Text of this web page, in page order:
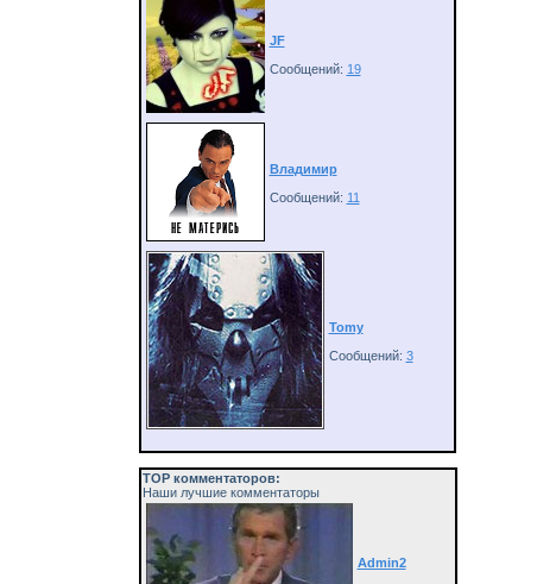
JF
Сообщений: 19
Владимир
Сообщений: 11
Tomy
Сообщений: 3
ТОP комментаторов:
Наши лучшие комментаторы
Admin2